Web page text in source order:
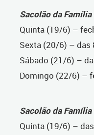
Sacolão da Família
Quinta (19/6) –
Sexta (20/6) – das
Sábado (21/6) –
Domingo (22/6) –
Sacolão da Família
Quinta (19/6) –